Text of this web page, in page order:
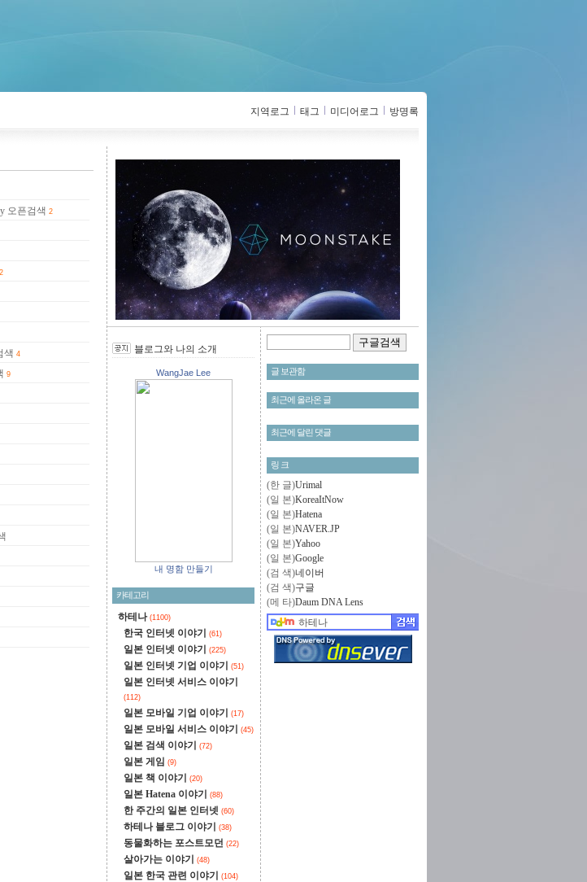
지역로그 태그 미디어로그 방명록
오픈검색 2
2
색 4
9 글 보관함
최근에 올라온 글
최근에 달린 댓글
링 크
(한 글)Urimal
(일 본)KoreaItNow
(일 본)Hatena
(일 본)NAVER.JP
(일 본)Yahoo
(일 본)Google
(검 색)네이버
(검 색)구글
(메 타)Daum DNA Lens
블로그와 나의 소개
WangJae Lee
내 명함 만들기
카테고리
하테나 (1100)
한국 인터넷 이야기 (61)
일본 인터넷 이야기 (225)
일본 인터넷 기업 이야기 (51)
일본 인터넷 서비스 이야기
(112)
일본 모바일 기업 이야기 (17)
일본 모바일 서비스 이야기 (45)
일본 검색 이야기 (72)
일본 게임 (9)
일본 책 이야기 (20)
일본 Hatena 이야기 (88)
한 주간의 일본 인터넷 (60)
하테나 블로그 이야기 (38)
동물화하는 포스트모던 (22)
살아가는 이야기 (48)
일본 한국 관련 이야기 (104)